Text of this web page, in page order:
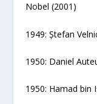
Nobel (2001)
1949: Ștefan
1950: Daniel
1950: Hamad bin